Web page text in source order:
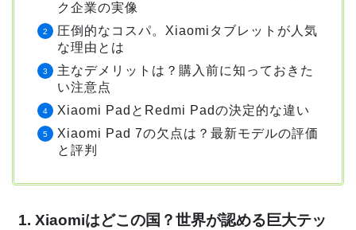
ク企業の実像
圧倒的なコスパ。Xiaomiタブレットが人気
な理由とは
主なデメリットは？購入前に知っておきた
い注意点
Xiaomi PadとRedmi Padの決定的な違い
Xiaomi Pad 7の欠点は？最新モデルの評価
と評判
1. Xiaomiはどこの国？世界が認める巨大テッ